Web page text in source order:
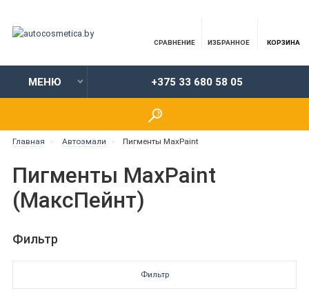
СРАВНЕНИЕ ИЗБРАННОЕ КОРЗИНА
МЕНЮ +375 33 680 58 05
Главная Автоэмали Пигменты MaxPaint
Пигменты MaxPaint
(МаксПейнт)
Фильтр
Фильтр